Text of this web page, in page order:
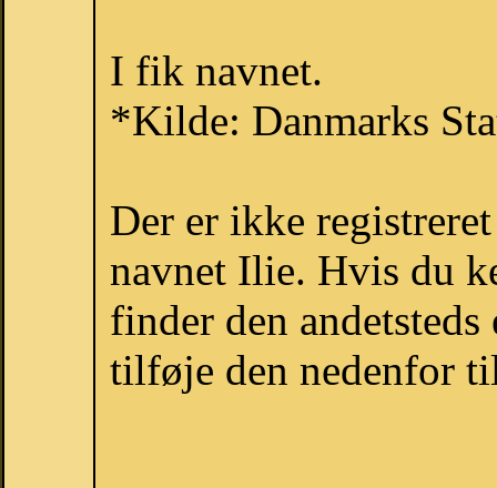
I fik navnet.
*Kilde: Danmarks
Der er ikke
navnet Ilie. Hvis du
finder den
tilføje den nedenfor